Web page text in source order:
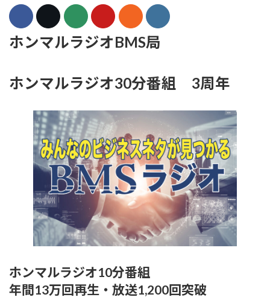
ホンマルラジオBMS局
ホンマルラジオ30分番組 3周年
ホンマルラジオ10分番組
年間13万回再生・放送1,200回突破